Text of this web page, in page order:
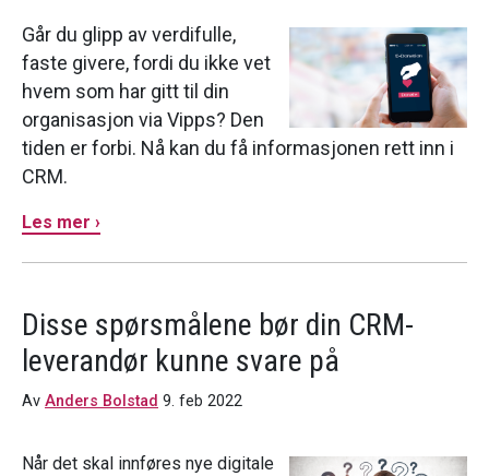
Går du glipp av verdifulle,
faste givere, fordi du ikke vet
hvem som har gitt til din
organisasjon via Vipps? Den
tiden er forbi. Nå kan du få informasjonen rett inn i
CRM.
Les mer ›
Disse spørsmålene bør din CRM-
leverandør kunne svare på
Av Anders Bolstad 9. feb 2022
Når det skal innføres nye digitale